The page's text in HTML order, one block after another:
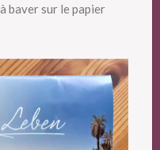
baver sur le papier